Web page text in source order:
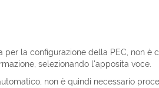
la configurazione della PEC, non è
selezionando l'apposita voce.
non è quindi necessario